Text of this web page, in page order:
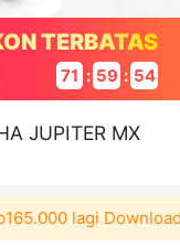
TERBATAS
71 : 59 : 54
JUPITER MX
lagi Download